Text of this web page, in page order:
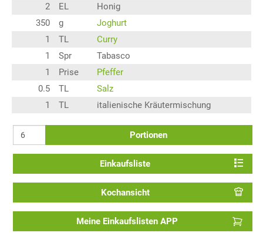
2
EL
Honig
350
g
Joghurt
1
TL
Curry
1
Spr
Tabasco
1
Prise
Pfeffer
0.5
TL
Salz
1
TL italienische Kräutermischung
Portionen
Einkaufsliste
Kochansicht
Meine Einkaufslisten APP